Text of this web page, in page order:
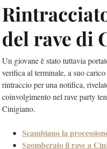
del rave di
Un giovane è stato tuttavia
verifica al terminale, a suo
rintraccio per una notifica,
coinvolgimento nel rave party
Cinigiano.
Scambiano la
Sgomberato il rave a